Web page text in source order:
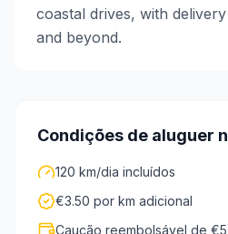
coastal drives, with
and beyond.
Condições de aluguer
120 km/dia incluídos
€3.50 por km adicional
Caução reembolsável de